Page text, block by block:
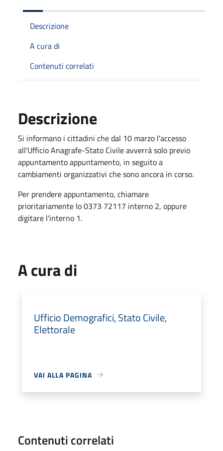
Descrizione
A cura di
Contenuti correlati
Descrizione
Si informano i cittadini che dal 10 marzo l'accesso
all'Ufficio Anagrafe-Stato Civile avverrà solo previo
appuntamento appuntamento, in seguito a
cambiamenti organizzativi che sono ancora in corso.
Per prendere appuntamento, chiamare
prioritariamente lo 0373 72117 interno 2, oppure
digitare l'interno 1.
A cura di
Ufficio Demografici, Stato Civile,
Elettorale
VAI ALLA PAGINA
Contenuti correlati